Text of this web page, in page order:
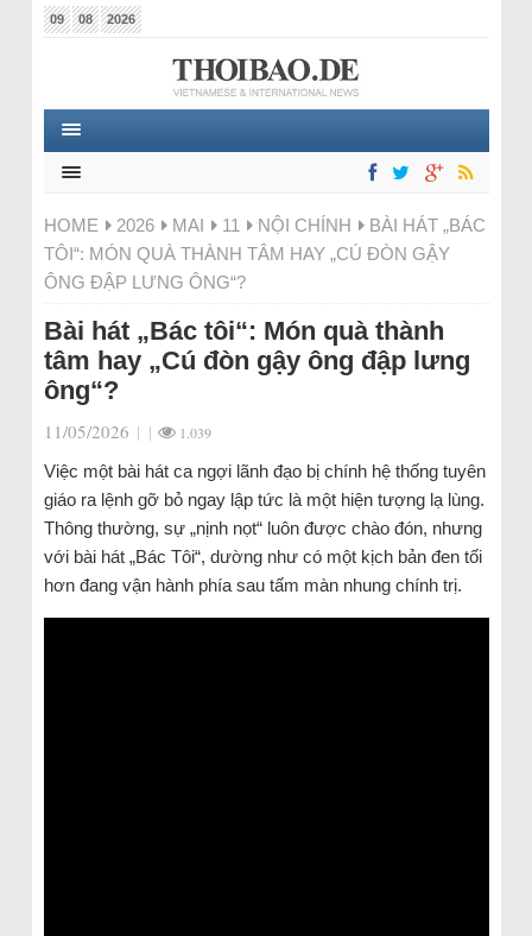
09 08 2026
HOME 2026 MAI 11 NỘI CHÍNH
BÀI HÁT „BÁC
TÔI“: MÓN QUÀ THÀNH TÂM HAY „CÚ ĐÒN GẬY
ÔNG ĐẬP LƯNG ÔNG“?
Bài hát „Bác tôi“: Món quà thành
tâm hay „Cú đòn gậy ông đập lưng
ông“?
11/05/2026 | | 1.039
Việc một bài hát ca ngợi lãnh đạo bị chính hệ thống tuyên
giáo ra lệnh gỡ bỏ ngay lập tức là một hiện tượng lạ lùng.
Thông thường, sự „nịnh nọt“ luôn được chào đón, nhưng
với bài hát „Bác Tôi“, dường như có một kịch bản đen tối
hơn đang vận hành phía sau tấm màn nhung chính trị.